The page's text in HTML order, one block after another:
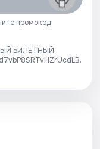
промокод
БИЛЕТНЫЙ